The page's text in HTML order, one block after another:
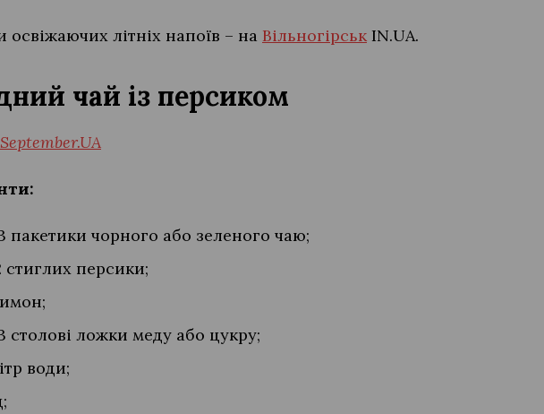
освіжаючих літніх напоїв – на Вільногірськ IN.UA.
чай із персиком
September.UA
пакетики чорного або зеленого чаю;
стиглих персики;
столові ложки меду або цукру;
води;